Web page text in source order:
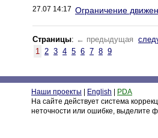
27.07 14:17 Ограничение
Страницы: ← предыдущая
1 2 3 4 5 6 7 8 9
Наши проекты English
PDA
На сайте действует система
неточности или ошибке, выделите